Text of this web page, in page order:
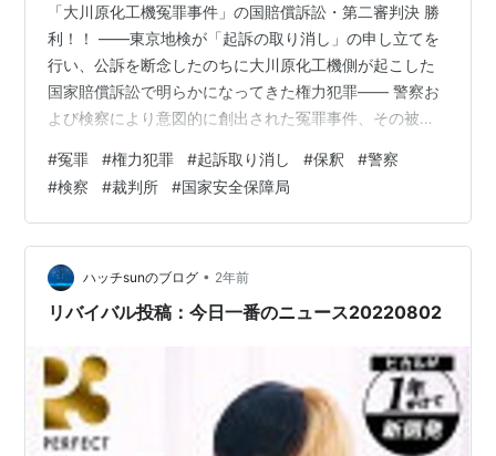
「大川原化工機冤罪事件」の国賠償訴訟・第二審判決 勝
利！！ ――東京地検が「起訴の取り消し」の申し立てを
行い、公訴を断念したのちに大川原化工機側が起こした
国家賠償訴訟で明らかになってきた権力犯罪―― 警察お
よび検察により意図的に創出された冤罪事件、その被害
取締役の島田さん、元顧問の相嶋さんの遺族たちは、
2021年9月8日、「不当な捜査で逮捕・起訴された」とし
て、国と都に約５億6500万円の損害賠償を求める国家賠
償訴訟を東京地裁に提訴しました。また、法律の上限と
なる計1127万5000円の刑事補償請求の申し立ても行ない
ました。 ＊国家賠償法（国賠…
#冤罪 #権力犯罪 #起訴取り消し #保釈 #警察
#検察 #裁判所 #国家安全保障局
ハッチsunのブログ • 2年前
リバイバル投稿：今日一番のニュース20220802